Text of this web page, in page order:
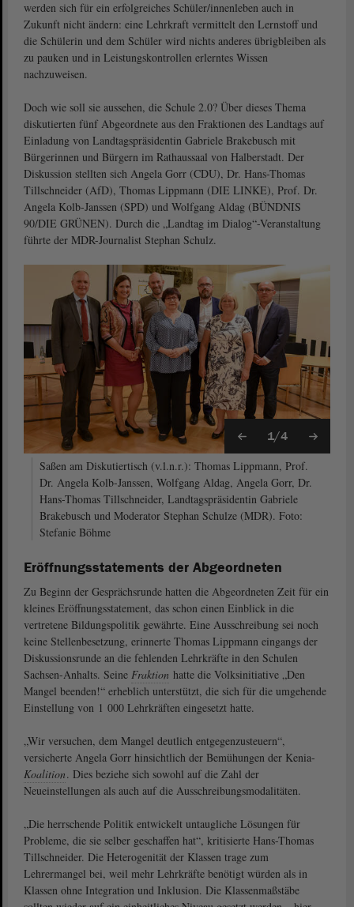
werden sich für ein erfolgreiches Schüler/innenleben auch in
Zukunft nicht ändern: eine Lehrkraft vermittelt den Lernstoff und
die Schülerin und dem Schüler wird nichts anderes übrigbleiben als
zu pauken und in Leistungskontrollen erlerntes Wissen
nachzuweisen.
Doch wie soll sie aussehen, die Schule 2.0? Über dieses Thema
diskutierten fünf Abgeordnete aus den Fraktionen des Landtags auf
Einladung von Landtagspräsidentin Gabriele Brakebusch mit
Bürgerinnen und Bürgern im Rathaussaal von Halberstadt. Der
Diskussion stellten sich Angela Gorr (CDU), Dr. Hans-Thomas
Tillschneider (AfD), Thomas Lippmann (DIE LINKE), Prof. Dr.
Angela Kolb-Janssen (SPD) und Wolfgang Aldag (BÜNDNIS
90/DIE GRÜNEN). Durch die „Landtag im Dialog“-Veranstaltung
führte der MDR-Journalist Stephan Schulz.
1/4
Saßen am Diskutiertisch (v.l.n.r.): Thomas Lippmann, Prof.
Dr. Angela Kolb-Janssen, Wolfgang Aldag, Angela Gorr, Dr.
Hans-Thomas Tillschneider, Landtagspräsidentin Gabriele
Brakebusch und Moderator Stephan Schulze (MDR). Foto:
Stefanie Böhme
Eröffnungsstatements der Abgeordneten
Zu Beginn der Gesprächsrunde hatten die Abgeordneten Zeit für ein
kleines Eröffnungsstatement, das schon einen Einblick in die
vertretene Bildungspolitik gewährte. Eine Ausschreibung sei noch
keine Stellenbesetzung, erinnerte Thomas Lippmann eingangs der
Diskussionsrunde an die fehlenden Lehrkräfte in den Schulen
Sachsen-Anhalts. Seine Fraktion hatte die Volksinitiative „Den
Mangel beenden!“ erheblich unterstützt, die sich für die umgehende
Einstellung von 1 000 Lehrkräften eingesetzt hatte.
„Wir versuchen, dem Mangel deutlich entgegenzusteuern“,
versicherte Angela Gorr hinsichtlich der Bemühungen der Kenia-
Koalition. Dies beziehe sich sowohl auf die Zahl der
Neueinstellungen als auch auf die Ausschreibungsmodalitäten.
„Die herrschende Politik entwickelt untaugliche Lösungen für
Probleme, die sie selber geschaffen hat“, kritisierte Hans-Thomas
Tillschneider. Die Heterogenität der Klassen trage zum
Lehrermangel bei, weil mehr Lehrkräfte benötigt würden als in
Klassen ohne Integration und Inklusion. Die Klassenmaßstäbe